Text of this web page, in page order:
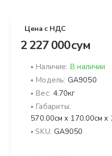
Цена с НДС
2 227 000 сум
Наличие: В наличии
Модель: GA9050
Вес: 4.70кг
Габариты:
570.00см x 170.00см x
SKU: GA9050